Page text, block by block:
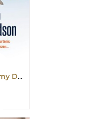
De val van Tammy Davidson